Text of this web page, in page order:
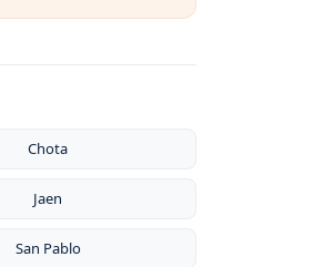
Chota
Jaen
San Pablo